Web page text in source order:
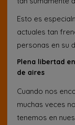
Esto es
actuales tan
personas en su
Plena libertad
de aires
Cuando nos
muchas veces
tenemos en